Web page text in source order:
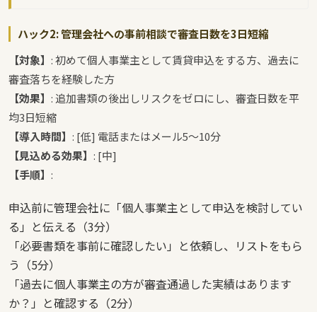
ハック2: 管理会社への事前相談で審査日数を3日短縮
【対象】 : 初めて個人事業主として賃貸申込をする方、過去に
審査落ちを経験した方
【効果】 : 追加書類の後出しリスクをゼロにし、審査日数を平
均3日短縮
【導入時間】 : [低] 電話またはメール5〜10分
【見込める効果】 : [中]
【手順】 :
申込前に管理会社に「個人事業主として申込を検討してい
る」と伝える（3分）
「必要書類を事前に確認したい」と依頼し、リストをもら
う（5分）
「過去に個人事業主の方が審査通過した実績はあります
か？」と確認する（2分）